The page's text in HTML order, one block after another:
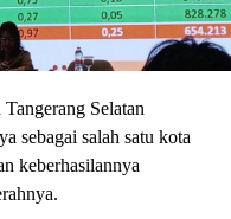
Selatan
sebagai salah satu kota
keberhasilannya